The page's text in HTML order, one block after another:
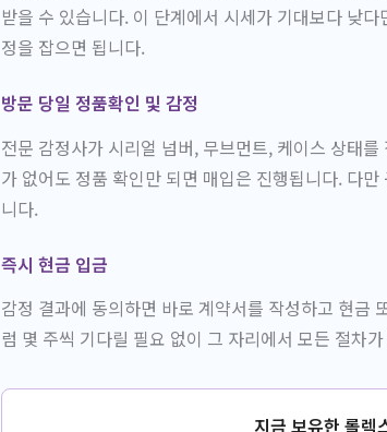
받을 수 있습니다. 이 단계에서 시세가 기대보다 낮
정을 잡으면 됩니다.
방문 당일 정품확인 및 감정
전문 감정사가 시리얼 넘버, 무브먼트, 케이스 상태
가 없어도 정품 확인만 되면 매입은 진행됩니다. 다
니다.
즉시 현금 입금
감정 결과에 동의하면 바로 계약서를 작성하고 현금
럼 몇 주씩 기다릴 필요 없이 그 자리에서 모든 절차
지금 보유한 롤렉